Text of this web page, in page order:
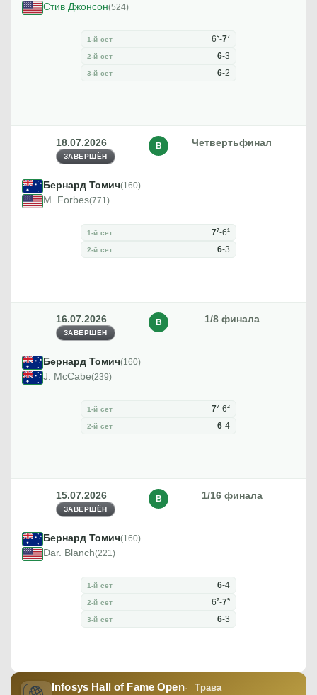
Стив Джонсон(524)
1-й сет 65-77
2-й сет 6-3
3-й сет 6-2
18.07.2026
ЗАВЕРШЁН
Четвертьфинал
В
Бернард Томич(160)
M. Forbes(771)
1-й сет 77-61
2-й сет 6-3
16.07.2026
ЗАВЕРШЁН
1/8 финала
В
Бернард Томич(160)
J. McCabe(239)
1-й сет 77-62
2-й сет 6-4
15.07.2026
ЗАВЕРШЁН
1/16 финала
В
Бернард Томич(160)
Dar. Blanch(221)
1-й сет 6-4
2-й сет 67-79
3-й сет 6-3
Infosys Hall of Fame Open Трава